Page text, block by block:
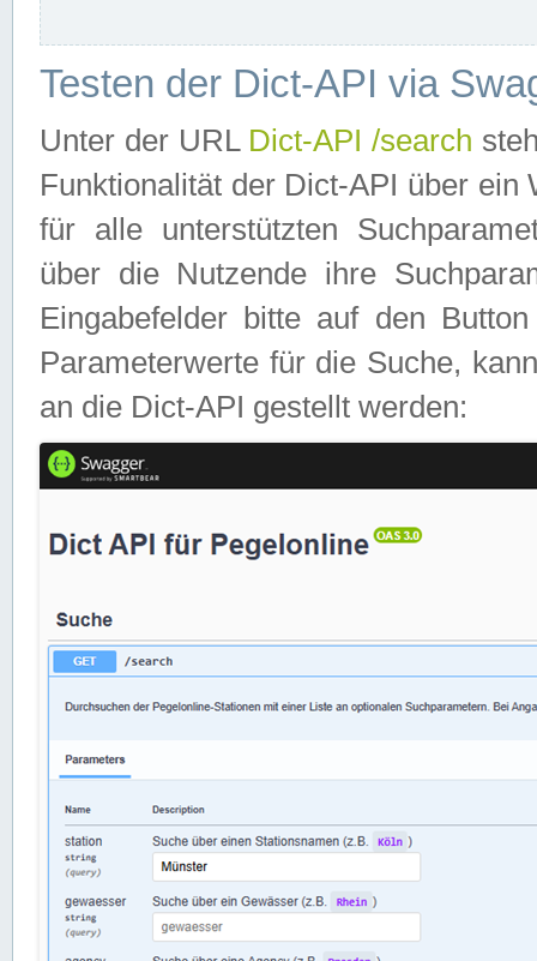
Testen der Dict-API via
Unter der URL Dict-API /search
Funktionalität der Dict-API über
für alle unterstützten
über die Nutzende ihre
Eingabefelder bitte auf den
Parameterwerte für die Suche,
an die Dict-API gestellt werden: